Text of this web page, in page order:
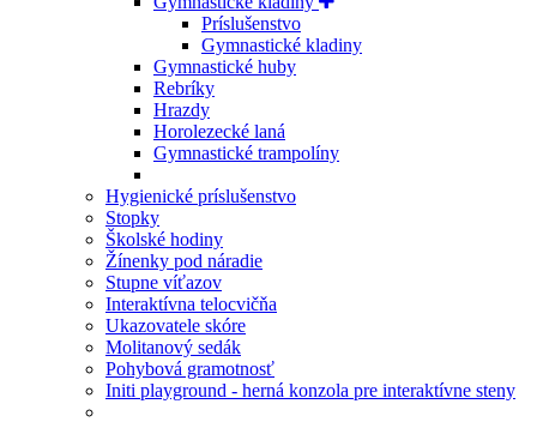
Príslušenstvo
Gymnastické kladiny
Gymnastické huby
Rebríky
Hrazdy
Horolezecké laná
Gymnastické trampolíny
Hygienické príslušenstvo
Stopky
Školské hodiny
Žínenky pod náradie
Stupne víťazov
Interaktívna telocvičňa
Ukazovatele skóre
Molitanový sedák
Pohybová gramotnosť
Initi playground - herná konzola pre interaktívne steny